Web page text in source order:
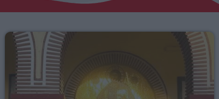
Τραγούδια της Θράκης
Επικοινωνία